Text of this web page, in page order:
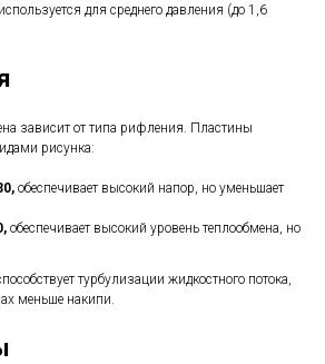
для среднего давления (до 1,6
зависит от типа рифления. Пластины
рисунка:
обеспечивает высокий напор, но уменьшает
обеспечивает высокий уровень теплообмена, но
турбулизации жидкостного потока,
меньше накипи.